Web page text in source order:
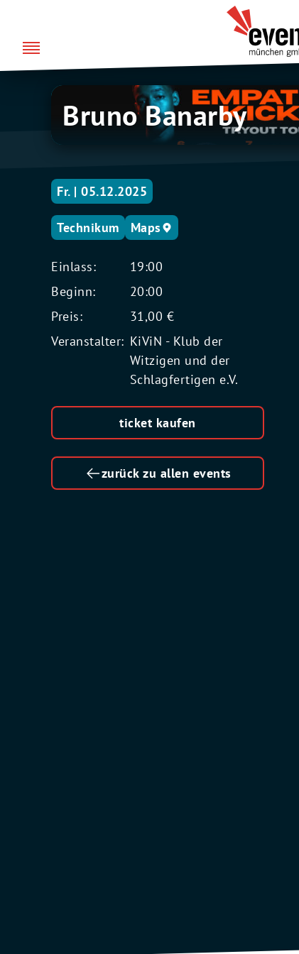
springen
Bruno
Banarby
Bruno Banarby
Fr. | 05.12.2025
Technikum Maps
Einlass:
19:00
Beginn:
20:00
Preis:
31,00 €
Veranstalter: KiViN - Klub der
Witzigen und der
Schlagfertigen e.V.
ticket kaufen
zurück zu allen events